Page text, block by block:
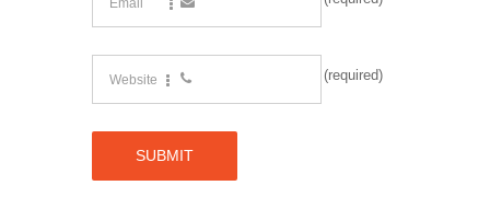
(required)